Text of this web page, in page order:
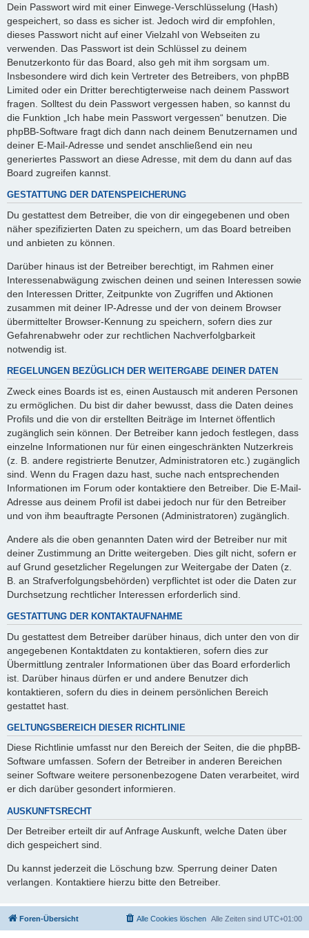
Dein Passwort wird mit einer Einwege-Verschlüsselung (Hash)
gespeichert, so dass es sicher ist. Jedoch wird dir empfohlen,
dieses Passwort nicht auf einer Vielzahl von Webseiten zu
verwenden. Das Passwort ist dein Schlüssel zu deinem
Benutzerkonto für das Board, also geh mit ihm sorgsam um.
Insbesondere wird dich kein Vertreter des Betreibers, von phpBB
Limited oder ein Dritter berechtigterweise nach deinem Passwort
fragen. Solltest du dein Passwort vergessen haben, so kannst du
die Funktion „Ich habe mein Passwort vergessen“ benutzen. Die
phpBB-Software fragt dich dann nach deinem Benutzernamen und
deiner E-Mail-Adresse und sendet anschließend ein neu
generiertes Passwort an diese Adresse, mit dem du dann auf das
Board zugreifen kannst.
GESTATTUNG DER DATENSPEICHERUNG
Du gestattest dem Betreiber, die von dir eingegebenen und oben
näher spezifizierten Daten zu speichern, um das Board betreiben
und anbieten zu können.
Darüber hinaus ist der Betreiber berechtigt, im Rahmen einer
Interessenabwägung zwischen deinen und seinen Interessen sowie
den Interessen Dritter, Zeitpunkte von Zugriffen und Aktionen
zusammen mit deiner IP-Adresse und der von deinem Browser
übermittelter Browser-Kennung zu speichern, sofern dies zur
Gefahrenabwehr oder zur rechtlichen Nachverfolgbarkeit
notwendig ist.
REGELUNGEN BEZÜGLICH DER WEITERGABE DEINER DATEN
Zweck eines Boards ist es, einen Austausch mit anderen Personen
zu ermöglichen. Du bist dir daher bewusst, dass die Daten deines
Profils und die von dir erstellten Beiträge im Internet öffentlich
zugänglich sein können. Der Betreiber kann jedoch festlegen, dass
einzelne Informationen nur für einen eingeschränkten Nutzerkreis
(z. B. andere registrierte Benutzer, Administratoren etc.) zugänglich
sind. Wenn du Fragen dazu hast, suche nach entsprechenden
Informationen im Forum oder kontaktiere den Betreiber. Die E-Mail-
Adresse aus deinem Profil ist dabei jedoch nur für den Betreiber
und von ihm beauftragte Personen (Administratoren) zugänglich.
Andere als die oben genannten Daten wird der Betreiber nur mit
deiner Zustimmung an Dritte weitergeben. Dies gilt nicht, sofern er
auf Grund gesetzlicher Regelungen zur Weitergabe der Daten (z.
B. an Strafverfolgungsbehörden) verpflichtet ist oder die Daten zur
Durchsetzung rechtlicher Interessen erforderlich sind.
GESTATTUNG DER KONTAKTAUFNAHME
Du gestattest dem Betreiber darüber hinaus, dich unter den von dir
angegebenen Kontaktdaten zu kontaktieren, sofern dies zur
Übermittlung zentraler Informationen über das Board erforderlich
ist. Darüber hinaus dürfen er und andere Benutzer dich
kontaktieren, sofern du dies in deinem persönlichen Bereich
gestattet hast.
GELTUNGSBEREICH DIESER RICHTLINIE
Diese Richtlinie umfasst nur den Bereich der Seiten, die die phpBB-
Software umfassen. Sofern der Betreiber in anderen Bereichen
seiner Software weitere personenbezogene Daten verarbeitet, wird
er dich darüber gesondert informieren.
AUSKUNFTSRECHT
Der Betreiber erteilt dir auf Anfrage Auskunft, welche Daten über
dich gespeichert sind.
Du kannst jederzeit die Löschung bzw. Sperrung deiner Daten
verlangen. Kontaktiere hierzu bitte den Betreiber.
Foren-Übersicht Alle Zeiten sind UTC+01:00
Alle Cookies löschen